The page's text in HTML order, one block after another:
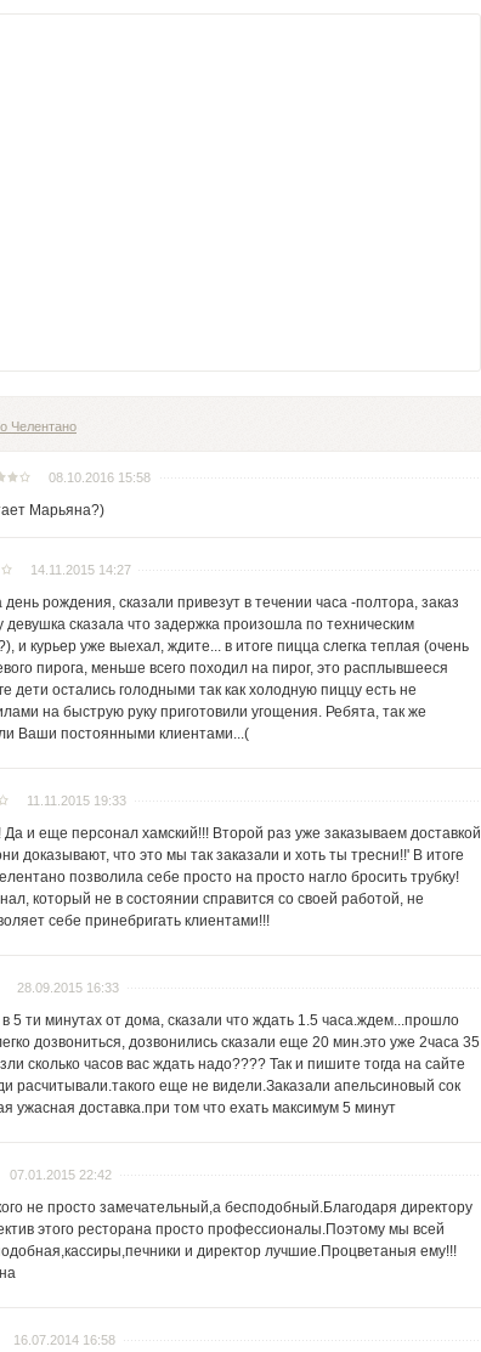
Челентано
08.10.2016 15:58
Марьяна?)
14.11.2015 14:27
рождения, сказали привезут в течении часа -полтора, заказ
девушка сказала что задержка произошла по техническим
и курьер уже выехал, ждите... в итоге пицца слегка теплая (очень
пирога, меньше всего походил на пирог, это расплывшееся
дети остались голодными так как холодную пиццу есть не
на быструю руку приготовили угощения. Ребята, так же
Ваши постоянными клиентами...(
11.11.2015 19:33
и еще персонал хамский!!! Второй раз уже заказываем доставкой
доказывают, что это мы так заказали и хоть ты тресни!!' В итоге
позволила себе просто на просто нагло бросить трубку!
который не в состоянии справится со своей работой, не
себе принебригать клиентами!!!
28.09.2015 16:33
5 ти минутах от дома, сказали что ждать 1.5 часа.ждем...прошло
дозвониться, дозвонились сказали еще 20 мин.это уже 2часа 35
сколько часов вас ждать надо???? Так и пишите тогда на сайте
расчитывали.такого еще не видели.Заказали апельсиновый сок
ужасная доставка.при том что ехать максимум 5 минут
07.01.2015 22:42
не просто замечательный,а бесподобный.Благодаря директору
этого ресторана просто профессионалы.Поэтому мы всей
и директор лучшие.Процветаныя ему!!!
16.07.2014 16:58